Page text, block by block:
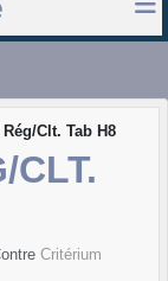
Clt. Tab H8
CLT.
Critérium